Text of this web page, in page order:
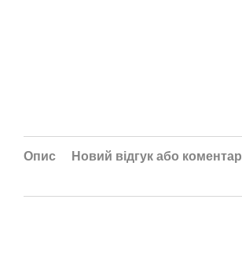
Опис Новий відгук або коментар